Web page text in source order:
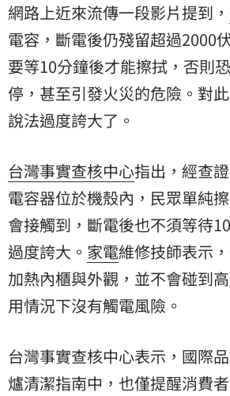
網路上近來流傳一段影片提到，
電容 ，斷電後仍殘留超過2000
要等10分鐘後才能擦拭，否則
停，甚至引發火災的危險。對
說法過度誇大了。
台灣事實查核中心指出，經查
電容器位於機殼內，民眾單純
會接觸到，斷電後也不須等待
過度誇大。 家電維修技師表示
加熱內櫃與外觀，並不會碰到
用情況下沒有觸電風險。
台灣事實查核中心表示，國際
爐清潔指南中，也僅提醒消費